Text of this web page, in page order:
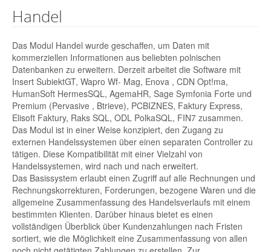
Handel
Das Modul Handel wurde geschaffen, um Daten mit
kommerziellen Informationen aus beliebten polnischen
Datenbanken zu erweitern. Derzeit arbeitet die Software mit
Insert SubiektGT, Wapro Wf- Mag, Enova , CDN Opt!ma,
HumanSoft HermesSQL, AgemaHR, Sage Symfonia Forte und
Premium (Pervasive , Btrieve), PCBIZNES, Faktury Express,
Elisoft Faktury, Raks SQL, ODL PolkaSQL, FIN7 zusammen.
Das Modul ist in einer Weise konzipiert, den Zugang zu
externen Handelssystemen über einen separaten Controller zu
tätigen. Diese Kompatibilität mit einer Vielzahl von
Handelssystemen, wird nach und nach erweitert.
Das Basissystem erlaubt einen Zugriff auf alle Rechnungen und
Rechnungskorrekturen, Forderungen, bezogene Waren und die
allgemeine Zusammenfassung des Handelsverlaufs mit einem
bestimmten Klienten. Darüber hinaus bietet es einen
vollständigen Überblick über Kundenzahlungen nach Fristen
sortiert, wie die Möglichkeit eine Zusammenfassung von allen